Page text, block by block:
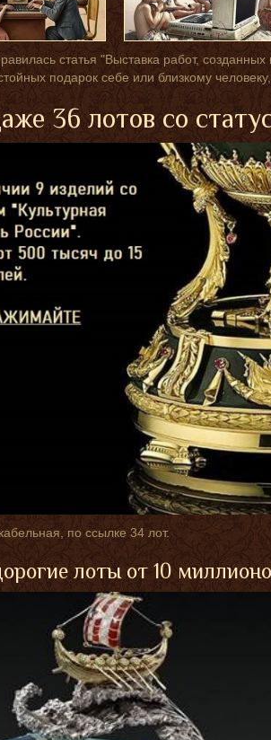
статья "Выставка работ,
подарок себе или близкому
36 лотов со
по ссылке 34 лот.
лоты от 10